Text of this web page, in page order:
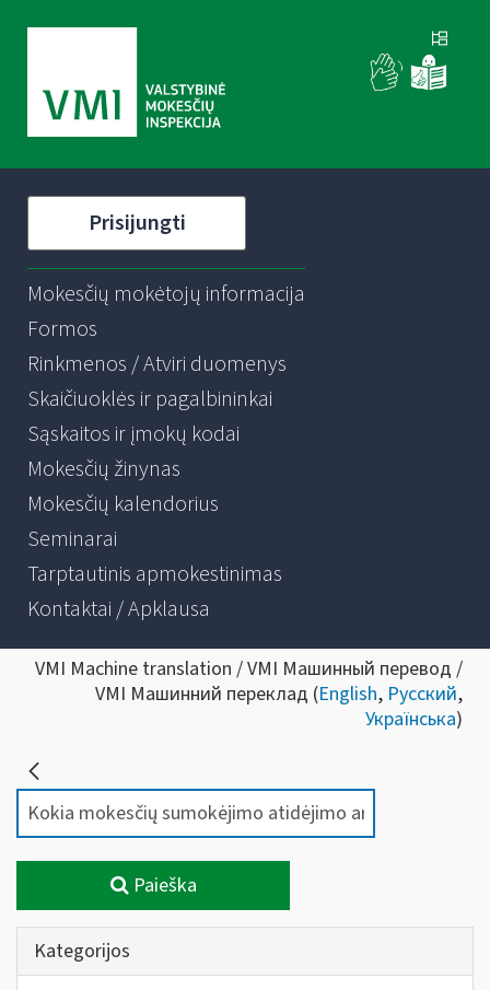
Prisijungti
Mokesčių mokėtojų informacija
Formos
Rinkmenos / Atviri duomenys
Skaičiuoklės ir pagalbininkai
Sąskaitos ir įmokų kodai
Mokesčių žinynas
Mokesčių kalendorius
Seminarai
Tarptautinis apmokestinimas
Kontaktai / Apklausa
VMI Machine translation / VMI Машинный перевод /
VMI Машинний переклад (English, Русский,
Українська)
Paieška
Kategorijos